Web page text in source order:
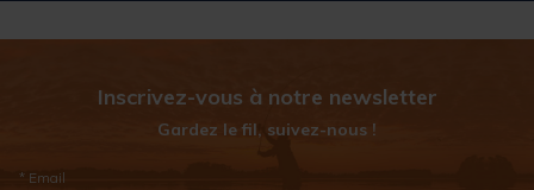
Inscrivez-vous à notre newsletter
Gardez le fil, suivez-nous !
* Email